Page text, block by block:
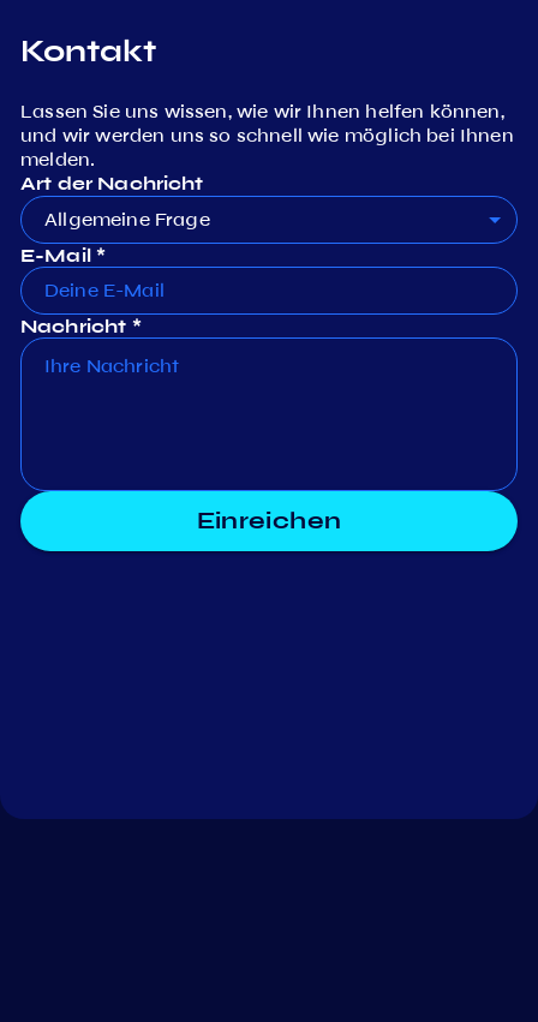
Kontakt
Lassen Sie uns wissen, wie wir Ihnen helfen können,
und wir werden uns so schnell wie möglich bei Ihnen
melden.
Art der Nachricht
Allgemeine Frage
E-Mail *
Nachricht *
Einreichen